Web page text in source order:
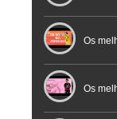
Futsal
Os
Os